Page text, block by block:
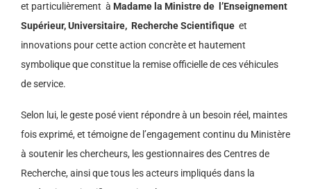
et particulièrement à Madame la Ministre de l’Enseignement
Supérieur, Universitaire, Recherche Scientifique et
innovations pour cette action concrète et hautement
symbolique que constitue la remise officielle de ces véhicules
de service.
Selon lui, le geste posé vient répondre à un besoin réel, maintes
fois exprimé, et témoigne de l’engagement continu du Ministère
à soutenir les chercheurs, les gestionnaires des Centres de
Recherche, ainsi que tous les acteurs impliqués dans la